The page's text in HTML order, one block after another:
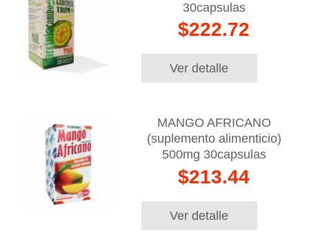
30capsulas
$222.72
Ver detalle
MANGO AFRICANO
(suplemento alimenticio)
500mg 30capsulas
$213.44
Ver detalle